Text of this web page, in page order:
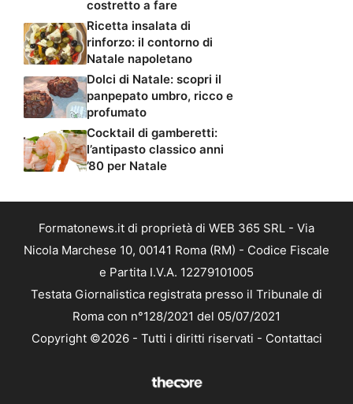
costretto a fare
Ricetta insalata di
rinforzo: il contorno di
Natale napoletano
Dolci di Natale: scopri il
panpepato umbro, ricco e
profumato
Cocktail di gamberetti:
l’antipasto classico anni
’80 per Natale
Formatonews.it di proprietà di WEB 365 SRL - Via
Nicola Marchese 10, 00141 Roma (RM) - Codice Fiscale
e Partita I.V.A. 12279101005
Testata Giornalistica registrata presso il Tribunale di
Roma con n°128/2021 del 05/07/2021
Copyright ©2026 - Tutti i diritti riservati - Contattaci